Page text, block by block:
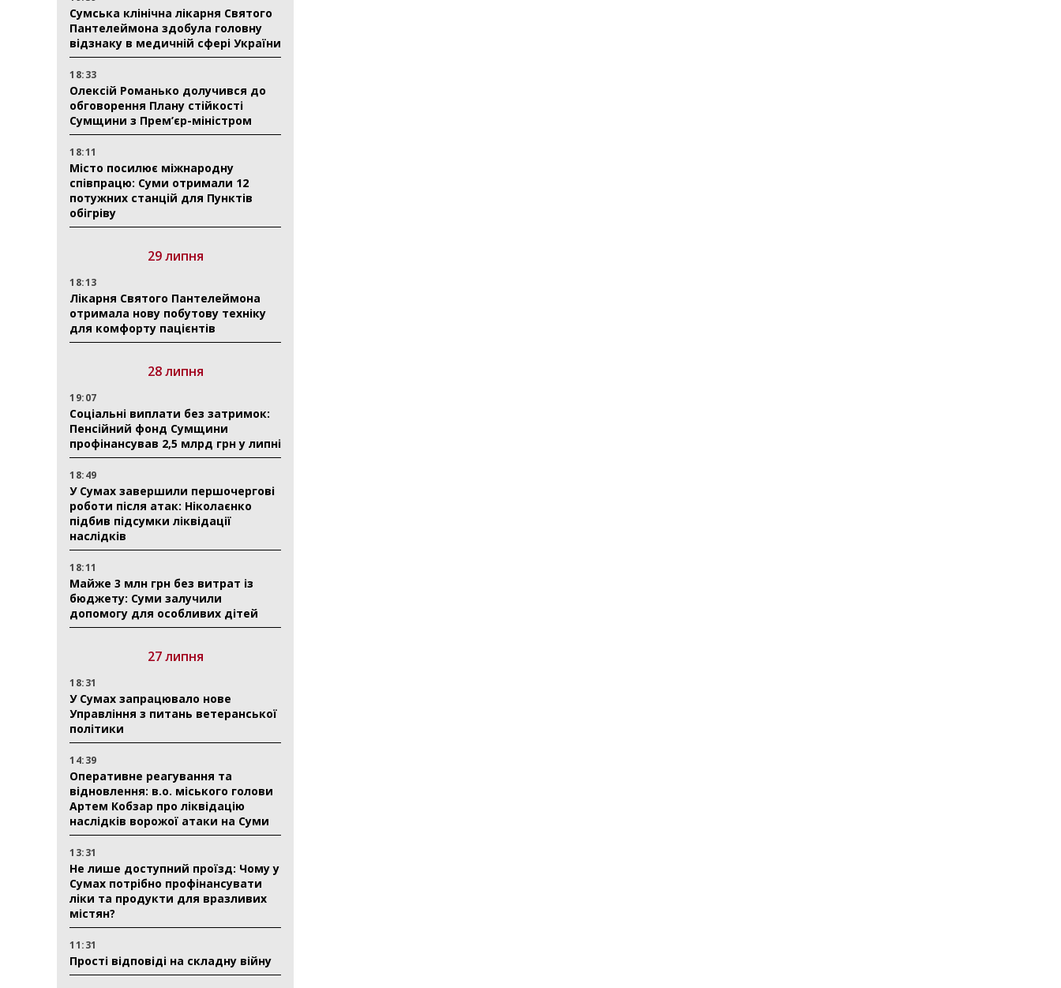
Сумська клінічна лікарня Святого
Пантелеймона здобула головну
відзнаку в медичній сфері України
18:33
Олексій Романько долучився до
обговорення Плану стійкості
Сумщини з Прем’єр-міністром
18:11
Місто посилює міжнародну
співпрацю: Суми отримали 12
потужних станцій для Пунктів
обігріву
29 липня
18:13
Лікарня Святого Пантелеймона
отримала нову побутову техніку
для комфорту пацієнтів
28 липня
19:07
Соціальні виплати без затримок:
Пенсійний фонд Сумщини
профінансував 2,5 млрд грн у липні
18:49
У Сумах завершили першочергові
роботи після атак: Ніколаєнко
підбив підсумки ліквідації
наслідків
18:11
Майже 3 млн грн без витрат із
бюджету: Суми залучили
допомогу для особливих дітей
27 липня
18:31
У Сумах запрацювало нове
Управління з питань ветеранської
політики
14:39
Оперативне реагування та
відновлення: в.о. міського голови
Артем Кобзар про ліквідацію
наслідків ворожої атаки на Суми
13:31
Не лише доступний проїзд: Чому у
Сумах потрібно профінансувати
ліки та продукти для вразливих
містян?
11:31
Прості відповіді на складну війну